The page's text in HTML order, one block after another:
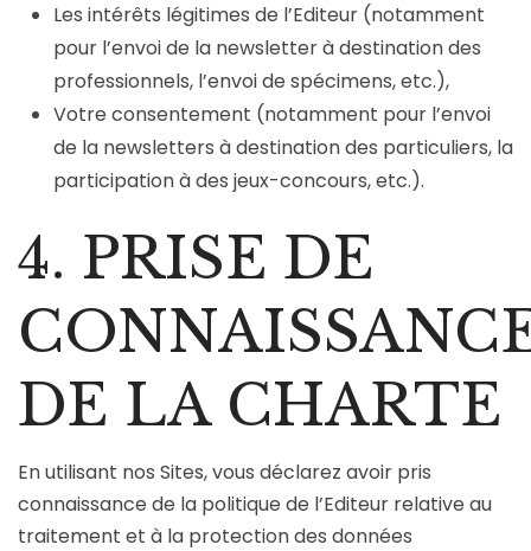
Les intérêts légitimes de l’Editeur (notamment
pour l’envoi de la newsletter à destination des
professionnels, l’envoi de spécimens, etc.),
Votre consentement (notamment pour l’envoi
de la newsletters à destination des particuliers, la
participation à des jeux-concours, etc.).
4. PRISE DE
DE LA CHARTE
En utilisant nos Sites, vous déclarez avoir pris
connaissance de la politique de l’Editeur relative au
traitement et à la protection des données